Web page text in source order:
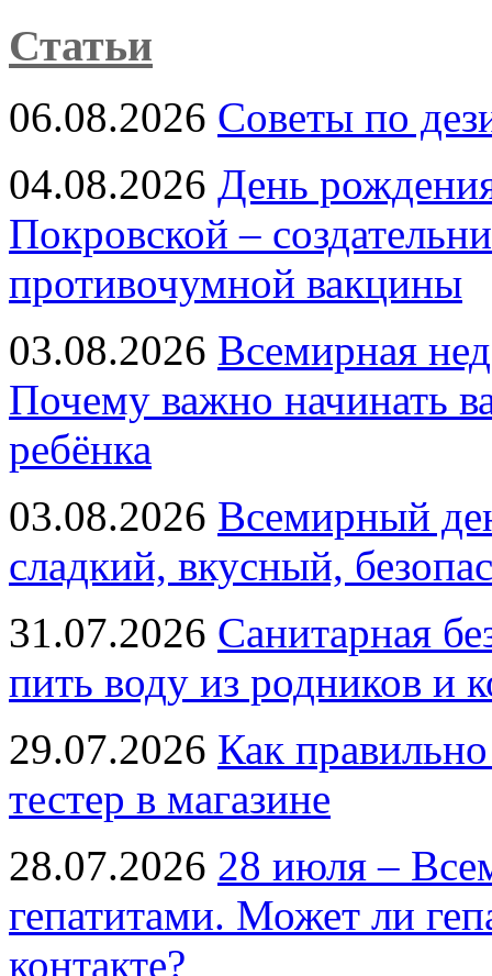
Статьи
06.08.2026 Советы по
04.08.2026 День
Покровской –
противочумной вакцины
03.08.2026 Всемирная
Почему важно начинать
ребёнка
03.08.2026 Всемирный
сладкий, вкусный,
31.07.2026 Санитарная
пить воду из родников и
29.07.2026 Как
тестер в магазине
28.07.2026 28 июля –
гепатитами. Может ли
контакте?